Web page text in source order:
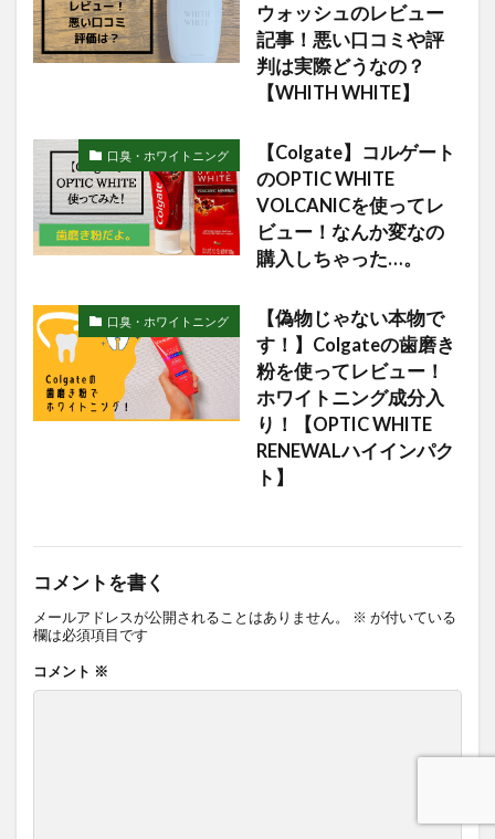
ウォッシュのレビュー
記事！悪い口コミや評
判は実際どうなの？
【WHITH WHITE】
口臭・ホワイトニング
【Colgate】コルゲート
のOPTIC WHITE
VOLCANICを使ってレ
ビュー！なんか変なの
購入しちゃった…。
口臭・ホワイトニング
【偽物じゃない本物で
す！】Colgateの歯磨き
粉を使ってレビュー！
ホワイトニング成分入
り！【OPTIC WHITE
RENEWALハイインパク
ト】
コメントを書く
メールアドレスが公開されることはありません。 ※ が付いている
欄は必須項目です
コメント ※